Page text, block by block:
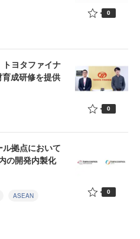
0
ヨタファイナ
成研修を提供
0
ル拠点において
の開発内製化
ASEAN 0